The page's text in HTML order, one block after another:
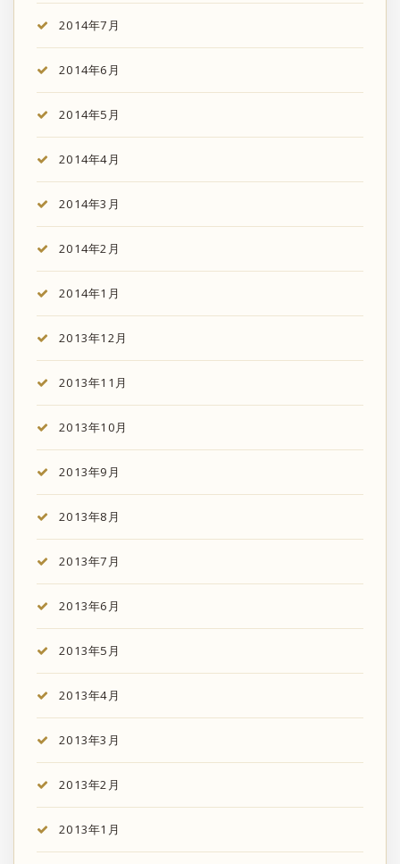
2014年7月
2014年6月
2014年5月
2014年4月
2014年3月
2014年2月
2014年1月
2013年12月
2013年11月
2013年10月
2013年9月
2013年8月
2013年7月
2013年6月
2013年5月
2013年4月
2013年3月
2013年2月
2013年1月